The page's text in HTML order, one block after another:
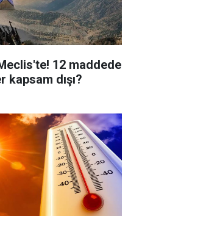
12 maddede
kapsam dışı?